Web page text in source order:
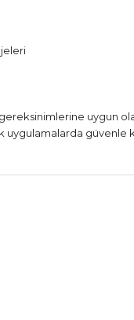
uygun
uygulamalarda güvenle